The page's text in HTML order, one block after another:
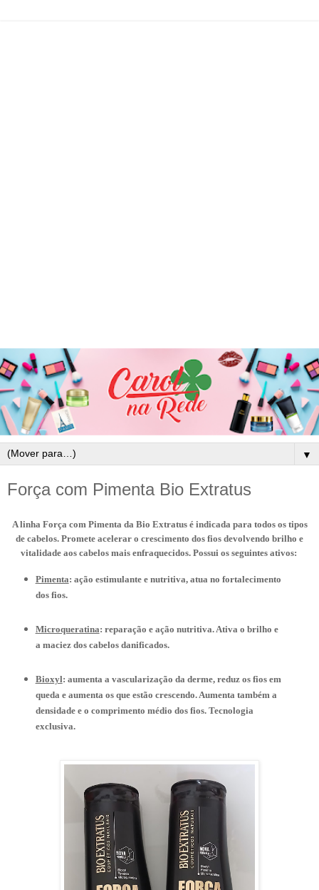
▼
Força com Pimenta Bio Extratus
A linha Força com Pimenta da Bio Extratus é indicada para todos os tipos
de cabelos. Promete acelerar o crescimento dos fios devolvendo brilho e
vitalidade aos cabelos mais enfraquecidos. Possui os seguintes ativos:
Pimenta: ação estimulante e nutritiva, atua no fortalecimento
dos fios.
Microqueratina: reparação e ação nutritiva. Ativa o brilho e
a maciez dos cabelos danificados.
Bioxyl: aumenta a vascularização da derme, reduz os fios em
queda e aumenta os que estão crescendo. Aumenta também a
densidade e o comprimento médio dos fios. Tecnologia
exclusiva.